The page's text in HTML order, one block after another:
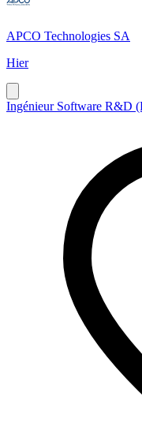
APCO Technologies SA
Hier
Ingénieur Software R&D